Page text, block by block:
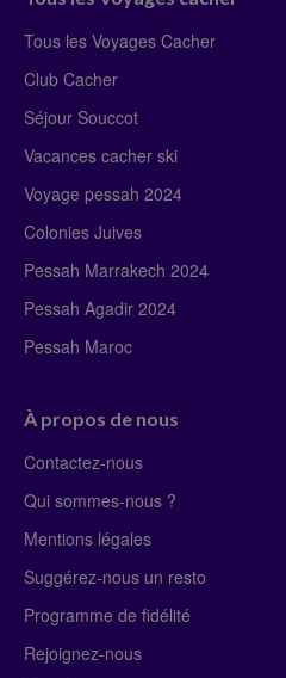
Tous les Voyages Cacher
Club Cacher
Séjour Souccot
Vacances cacher ski
Voyage pessah 2024
Colonies Juives
Pessah Marrakech 2024
Pessah Agadir 2024
Pessah Maroc
À propos de nous
Contactez-nous
Qui sommes-nous ?
Mentions légales
Suggérez-nous un resto
Programme de fidélité
Rejoignez-nous